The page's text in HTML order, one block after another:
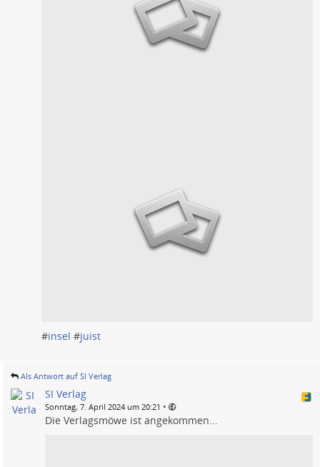
#insel #juist
Als Antwort auf SI Verlag
SI Verlag
Sonntag, 7. April 2024 um 20:21 •
Die Verlagsmöwe ist angekommen...